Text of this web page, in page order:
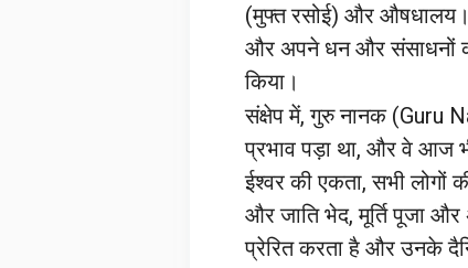
(मुफ्त रसोई) और औषधालय।
और अपने धन और संसाधनों
किया।
संक्षेप में, गुरु नानक (Guru
प्रभाव पड़ा था, और वे आज
ईश्वर की एकता, सभी लोगों
और जाति भेद, मूर्ति पूजा
प्रेरित करता है और उनके